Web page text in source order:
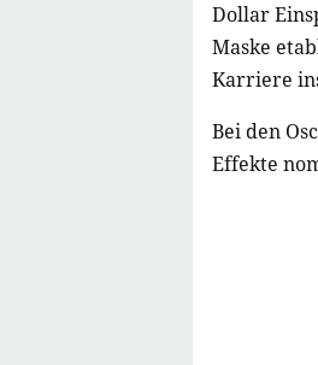
Dollar
Maske
Karriere
Bei den
Effekte